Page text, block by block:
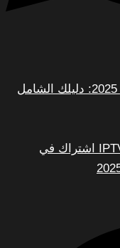
افضل اشتراك IPTV في السعودية لعام 2025: دليلك الشامل
كل ما تحتاج معرفته عن IPTV Smarter Pro اشتراك في